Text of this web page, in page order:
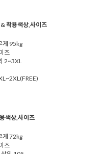
착용색상,사이즈
게 95kg
즈
2~3XL
색상,사이즈
게 72kg
즈